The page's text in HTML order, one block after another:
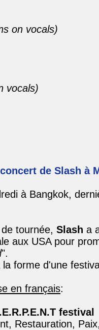
on vocals)
vocals)
de Slash à
à Bangkok,
tournée, Slash a
aux USA pour
".
forme d'une
en français:
festival
Restauration,